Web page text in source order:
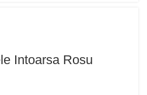
Intoarsa Rosu